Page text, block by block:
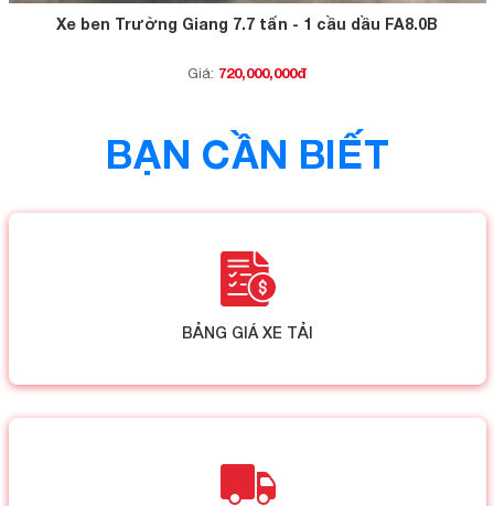
Xe ben Trường Giang 7.7 tấn - 1 cầu dầu FA8.0B
Giá: 720,000,000đ
BẠN CẦN BIẾT
BẢNG GIÁ XE TẢI